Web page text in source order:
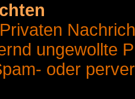
ungewollte
oder